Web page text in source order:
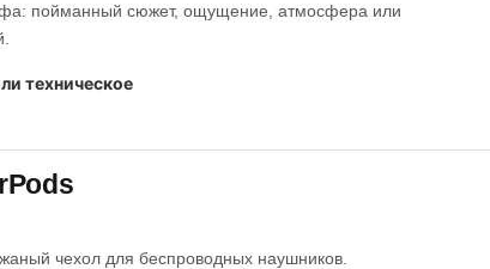
пойманный сюжет, ощущение, атмосфера или
чехол для беспроводных наушников.